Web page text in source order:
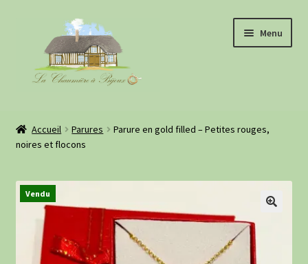
navigation
contenu
Menu
À propos
Evénements
Retours clientes
Informations pratiques
Accueil Parures
Parure en gold filled – Petites rouges,
noires et flocons
Vendu